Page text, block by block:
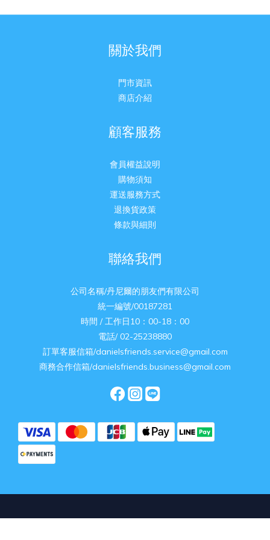
關於我們
門市資訊
商店介紹
顧客服務
會員權益說明
購物須知
運送服務方式
退換貨政策
條款與細則
聯絡我們
公司名稱/丹尼爾的朋友們有限公司
統一編號/00187281
時間 / 工作日10：00-18：00
電話/ 02-25238880
訂單客服信箱/danielsfriends.service@gmail.com
商務合作信箱/danielsfriends.business@gmail.com